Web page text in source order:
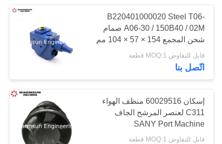
جولة
في
المعمل
مراقبة
الجودة
اتصل
دبابيس دلو حفارة
أسنان دلو حفارة
31
B220401000020 Steel T06-
A06-30 / 150B40 / 02M صمام
شحن المجمع 154 × 57 × 104 مم
لوصول المعبئ
قابل للتفاوض MOQ:1 قطعة
اتّصل بنا
إسكان 60029516 منظف الهواء
C311 لعنصر المرشح الجاف
SANY Port Machine
قابل للتفاوض MOQ:1 قطعة